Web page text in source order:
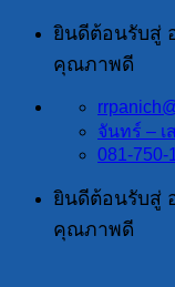
ข้าม
เนื้อหา
ยินดีต้อนรับสู่
คุณภาพดี
จันทร์ – เ
081-750-
ยินดีต้อนรับสู่
คุณภาพดี